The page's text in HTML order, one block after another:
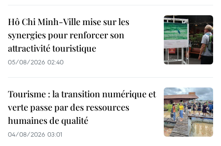
Hô Chi Minh-Ville mise sur les
synergies pour renforcer son
attractivité touristique
05/08/2026 02:40
Tourisme : la transition numérique et
verte passe par des ressources
humaines de qualité
04/08/2026 03:01